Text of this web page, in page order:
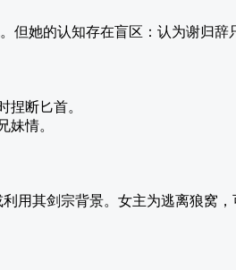
她的认知存在盲区：认为谢归辞
捏断匕首。
妹情。
用其剑宗背景。女主为逃离狼窝，